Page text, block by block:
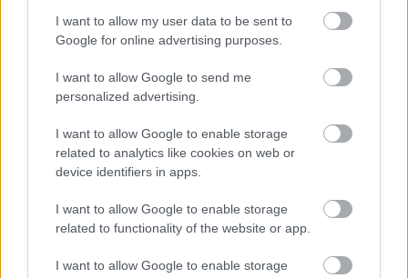
I want to allow my user data to be sent to
Google for online advertising purposes.
I want to allow Google to send me
personalized advertising.
I want to allow Google to enable storage
related to analytics like cookies on web or
device identifiers in apps.
I want to allow Google to enable storage
related to functionality of the website or app.
I want to allow Google to enable storage
História Tudomány Lavór
KÜLÖNLEGES KIÁLLÍTÁS A LAM-BAN